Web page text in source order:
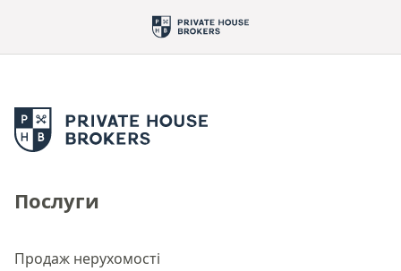
Послуги
Продаж нерухомості